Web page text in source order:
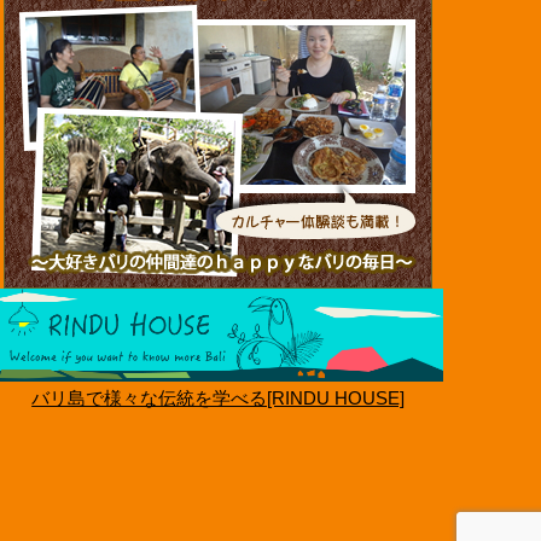
バリ島で様々な伝統を学べる[RINDU HOUSE]